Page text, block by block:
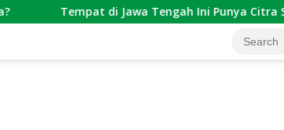
di Jawa Tengah Ini Punya Citra Serupa